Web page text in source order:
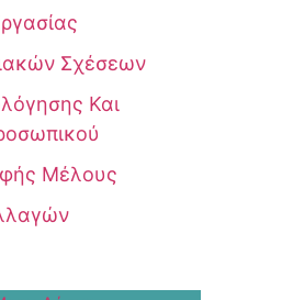
Σχέσεων
Και
Μέλους